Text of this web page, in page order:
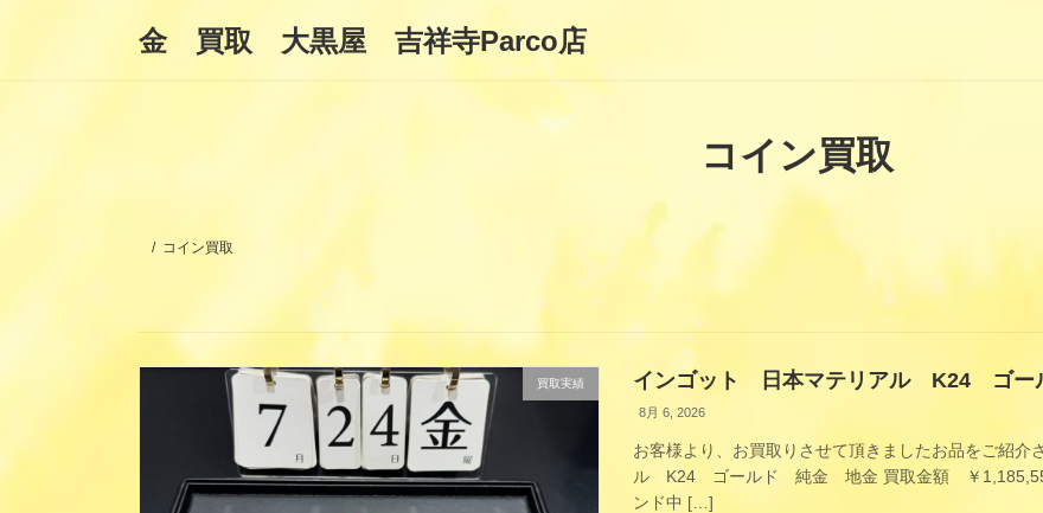
金 買取 大黒屋 吉祥寺Parco店
コイン買取
コイン買取
買取実績 インゴット 日本マテリアル K24 ゴ
8月 6, 2026
お客様より、お買取りさせて頂きましたお品をご紹
ル K24 ゴールド 純金 地金 買取金額 ￥
ンド中 […]